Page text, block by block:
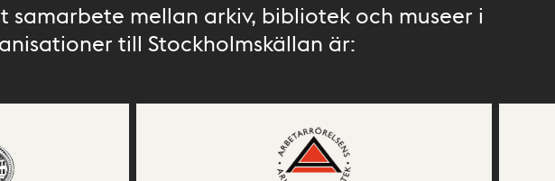
samarbete mellan arkiv, bibliotek och museer i
till Stockholmskällan är: